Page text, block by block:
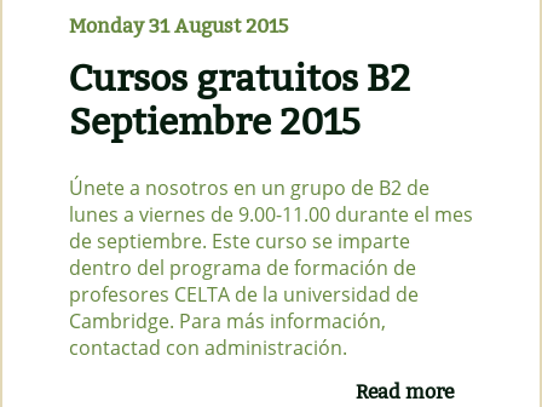
Monday 31 August 2015
Cursos gratuitos B2
Septiembre 2015
Únete a nosotros en un grupo de B2 de
lunes a viernes de 9.00-11.00 durante el mes
de septiembre. Este curso se imparte
dentro del programa de formación de
profesores CELTA de la universidad de
Cambridge. Para más información,
contactad con administración.
Read moreabout